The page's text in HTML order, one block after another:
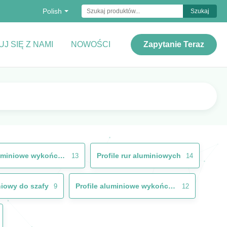
Polish Szukaj
SIĘ Z NAMI NOWOŚCI Zapytanie Teraz
Profile aluminiowe wykończone drewnem 13 Profile rur aluminiowych 14
do szafy 9 Profile aluminiowe wykończeniowe 12